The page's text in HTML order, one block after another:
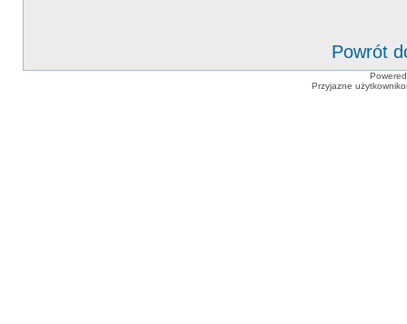
Powrót
Przyjazne